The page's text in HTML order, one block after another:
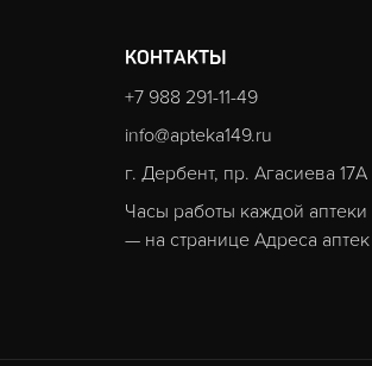
КОНТАКТЫ
+7 988 291-11-49
info@apteka149.ru
г. Дербент, пр. Агасиева 17А
Часы работы каждой аптеки
— на странице Адреса аптек